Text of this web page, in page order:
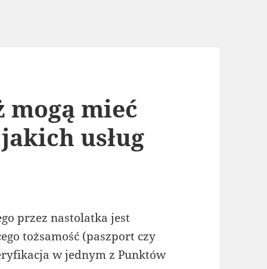
mieć
usług
przez nastolatka jest
tożsamość (paszport czy
w jednym z Punktów